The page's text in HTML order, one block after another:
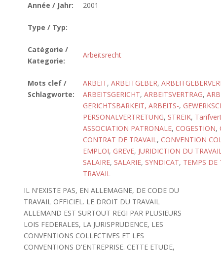
Année / Jahr: 2001
Type / Typ:
Catégorie /
Kategorie:
Arbeitsrecht
Mots clef /
Schlagworte:
ARBEIT, ARBEITGEBER,
ARBEITSGERICHT, ARBEITSVERTRAG,
GERICHTSBARKEIT, ARBEITS-,
PERSONALVERTRETUNG, STREIK,
ASSOCIATION PATRONALE, COGESTION,
CONTRAT DE TRAVAIL, CONVENTION
EMPLOI, GREVE, JURIDICTION DU
SALAIRE, SALARIE, SYNDICAT, TEMPS DE
TRAVAIL
IL N'EXISTE PAS, EN ALLEMAGNE, DE CODE DU
TRAVAIL OFFICIEL. LE DROIT DU TRAVAIL
ALLEMAND EST SURTOUT REGI PAR PLUSIEURS
LOIS FEDERALES, LA JURISPRUDENCE, LES
CONVENTIONS COLLECTIVES ET LES
CONVENTIONS D'ENTREPRISE. CETTE ETUDE,